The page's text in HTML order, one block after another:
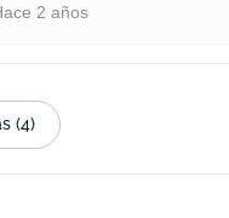
2 años
(4)